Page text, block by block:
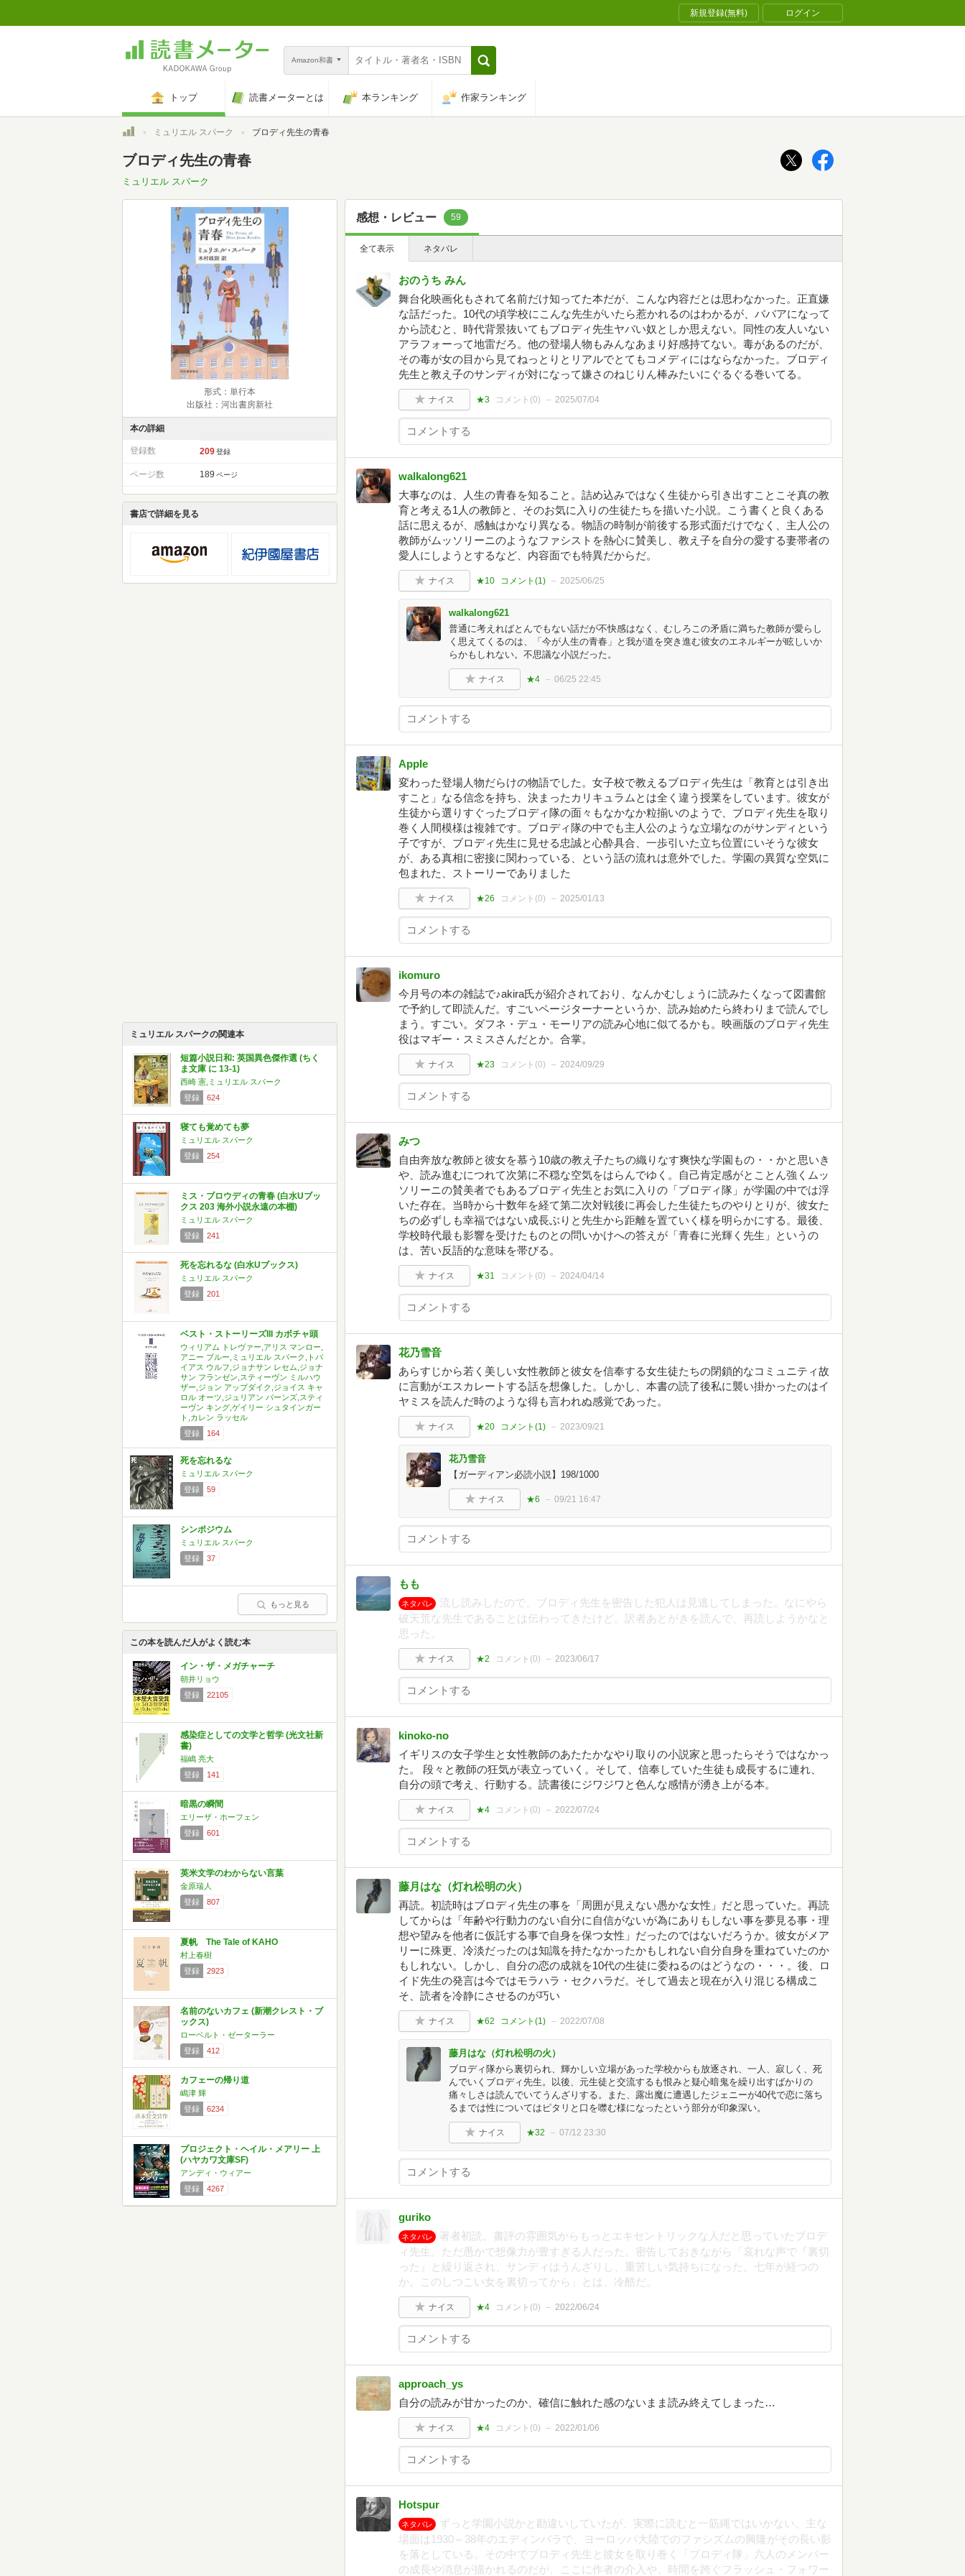
新規登録(無料) ログイン
Amazon和書
トップ 読書メーターとは 本ランキング 作家ランキング
トップミュリエル スパーク ブロディ先生の青春
ブロディ先生の青春
ミュリエル スパーク
形式：単行本
出版社：河出書房新社
本の詳細
登録数 209 登録
ページ数 189 ページ
書店で詳細を見る
ミュリエル スパークの関連本
短篇小説日和: 英国異色傑作選 (ちく
ま文庫 に 13-1)
西崎 憲,ミュリエル スパーク
登録
624
寝ても覚めても夢
ミュリエル スパーク
登録
254
ミス・ブロウディの青春 (白水Uブッ
クス 203 海外小説永遠の本棚)
ミュリエル スパーク
登録
241
死を忘れるな (白水Uブックス)
ミュリエル スパーク
登録
201
ベスト・ストーリーズIII カボチャ頭
ウィリアム トレヴァー,アリス マンロー,
アニー プルー,ミュリエル スパーク,トバ
イアス ウルフ,ジョナサン レセム,ジョナ
サン フランゼン,スティーヴン ミルハウ
ザー,ジョン アップダイク,ジョイス キャ
ロル オーツ,ジュリアン バーンズ,スティ
ーヴン キング,ゲイリー シュタインガー
ト,カレン ラッセル
登録
164
死を忘れるな
ミュリエル スパーク
登録
59
シンポジウム
ミュリエル スパーク
登録
37
もっと見る
この本を読んだ人がよく読む本
イン・ザ・メガチャーチ
朝井リョウ
登録
22105
感染症としての文学と哲学 (光文社新
書)
福嶋 亮大
登録
141
暗黒の瞬間
エリーザ・ホーフェン
登録
601
英米文学のわからない言葉
金原瑞人
登録
807
夏帆 The Tale of KAHO
村上春樹
登録
2923
名前のないカフェ (新潮クレスト・ブ
ックス)
ローベルト・ゼーターラー
登録
412
カフェーの帰り道
嶋津 輝
登録
6234
プロジェクト・ヘイル・メアリー 上
(ハヤカワ文庫SF)
アンディ・ウィアー
登録
4267
感想・レビュー 59
全て表示 ネタバレ
おのうち みん
舞台化映画化もされて名前だけ知ってた本だが、こんな内容だとは思わなかった。正直嫌
な話だった。10代の頃学校にこんな先生がいたら惹かれるのはわかるが、ババアになって
から読むと、時代背景抜いてもブロディ先生ヤバい奴としか思えない。同性の友人いない
アラフォーって地雷だろ。他の登場人物もみんなあまり好感持てない。毒があるのだが、
その毒が女の目から見てねっとりとリアルでとてもコメディにはならなかった。ブロディ
先生と教え子のサンディが対になって嫌さのねじりん棒みたいにぐるぐる巻いてる。
ナイス ★3 コメント(0) 2025/07/04
walkalong621
大事なのは、人生の青春を知ること。詰め込みではなく生徒から引き出すことこそ真の教
育と考える1人の教師と、そのお気に入りの生徒たちを描いた小説。こう書くと良くある
話に思えるが、感触はかなり異なる。物語の時制が前後する形式面だけでなく、主人公の
教師がムッソリーニのようなファシストを熱心に賛美し、教え子を自分の愛する妻帯者の
愛人にしようとするなど、内容面でも特異だからだ。
ナイス ★10 コメント(1) 2025/06/25
walkalong621
普通に考えればとんでもない話だが不快感はなく、むしろこの矛盾に満ちた教師が愛らし
く思えてくるのは、「今が人生の青春」と我が道を突き進む彼女のエネルギーが眩しいか
らかもしれない。不思議な小説だった。
ナイス ★4 06/25 22:45
Apple
変わった登場人物だらけの物語でした。女子校で教えるブロディ先生は「教育とは引き出
すこと」なる信念を持ち、決まったカリキュラムとは全く違う授業をしています。彼女が
生徒から選りすぐったブロディ隊の面々もなかなか粒揃いのようで、ブロディ先生を取り
巻く人間模様は複雑です。ブロディ隊の中でも主人公のような立場なのがサンディという
子ですが、ブロディ先生に見せる忠誠と心酔具合、一歩引いた立ち位置にいそうな彼女
が、ある真相に密接に関わっている、という話の流れは意外でした。学園の異質な空気に
包まれた、ストーリーでありました
ナイス ★26 コメント(0) 2025/01/13
ikomuro
今月号の本の雑誌で♪akira氏が紹介されており、なんかむしょうに読みたくなって図書館
で予約して即読んだ。すごいページターナーというか、読み始めたら終わりまで読んでし
まう。すごい。ダフネ・デュ・モーリアの読み心地に似てるかも。映画版のブロディ先生
役はマギー・スミスさんだとか。合掌。
ナイス ★23 コメント(0) 2024/09/29
みつ
自由奔放な教師と彼女を慕う10歳の教え子たちの織りなす爽快な学園もの・・かと思いき
や、読み進むにつれて次第に不穏な空気をはらんでゆく。自己肯定感がとことん強くムッ
ソリーニの賛美者でもあるブロディ先生とお気に入りの「ブロディ隊」が学園の中では浮
いた存在。当時から十数年を経て第二次対戦後に再会した生徒たちのやりとりが、彼女た
ちの必ずしも幸福ではない成長ぶりと先生から距離を置ていく様を明らかにする。最後、
学校時代最も影響を受けたものとの問いかけへの答えが「青春に光輝く先生」というの
は、苦い反語的な意味を帯びる。
ナイス ★31 コメント(0) 2024/04/14
花乃雪音
あらすじから若く美しい女性教師と彼女を信奉する女生徒たちの閉鎖的なコミュニティ故
に言動がエスカレートする話を想像した。しかし、本書の読了後私に襲い掛かったのはイ
ヤミスを読んだ時のような得も言われぬ感覚であった。
ナイス ★20 コメント(1) 2023/09/21
花乃雪音
【ガーディアン必読小説】198/1000
ナイス ★6 09/21 16:47
もも
ネタバレ
流し読みしたので、ブロディ先生を密告した犯人は見逃してしまった。なにやら
破天荒な先生であることは伝わってきたけど。訳者あとがきを読んで、再読しようかなと
思った。
ナイス ★2 コメント(0) 2023/06/17
kinoko-no
イギリスの女子学生と女性教師のあたたかなやり取りの小説家と思ったらそうではなかっ
た。 段々と教師の狂気が表立っていく。そして、信奉していた生徒も成長するに連れ、
自分の頭で考え、行動する。読書後にジワジワと色んな感情が湧き上がる本。
ナイス ★4 コメント(0) 2022/07/24
藤月はな（灯れ松明の火）
再読。初読時はブロディ先生の事を「周囲が見えない愚かな女性」だと思っていた。再読
してからは「年齢や行動力のない自分に自信がないが為にありもしない事を夢見る事・理
想や望みを他者に仮託する事で自身を保つ女性」だったのではないだろうか。彼女がメア
リーに殊更、冷淡だったのは知識を持たなかったかもしれない自分自身を重ねていたのか
もしれない。しかし、自分の恋の成就を10代の生徒に委ねるのはどうなの・・・。後、ロ
イド先生の発言は今ではモラハラ・セクハラだ。そして過去と現在が入り混じる構成こ
そ、読者を冷静にさせるのが巧い
ナイス ★62 コメント(1) 2022/07/08
藤月はな（灯れ松明の火）
ブロディ隊から裏切られ、輝かしい立場があった学校からも放逐され、一人、寂しく、死
んでいくブロディ先生。以後、元生徒と交流するも恨みと疑心暗鬼を繰り出すばかりの
痛々しさは読んでいてうんざりする。また、露出魔に遭遇したジェニーが40代で恋に落ち
るまでは性についてはピタリと口を噤む様になったという部分が印象深い。
ナイス ★32 07/12 23:30
guriko
ネタバレ
著者初読。書評の雰囲気からもっとエキセントリックな人だと思っていたブロデ
ィ先生。ただ愚かで想像力が豊すぎる人だった。密告しておきながら「哀れな声で『裏切
った』と繰り返され、サンディはうんざりし、重苦しい気持ちになった。七年が経つの
か。このしつこい女を裏切ってから」とは、冷酷だ。
ナイス ★4 コメント(0) 2022/06/24
approach_ys
自分の読みが甘かったのか、確信に触れた感のないまま読み終えてしまった…
ナイス ★4 コメント(0) 2022/01/06
Hotspur
ネタバレ
ずっと学園小説かと勘違いしていたが、実際に読むと一筋縄ではいかない。主な
場面は1930～38年のエディンバラで、ヨーロッパ大陸でのファシズムの興隆がその長い影
を落としている。その中でブロディ先生と彼女を取り巻く「ブロディ隊」六人のメンバー
の成長や消息が描かれるのだが、ここに作者の介入や、時間を跨ぐフラッシュ・フォワー